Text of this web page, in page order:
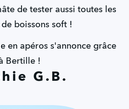
G.B.
de tester aussi toutes les
boissons soft !
en apéros s'annonce grâce
Bertille !